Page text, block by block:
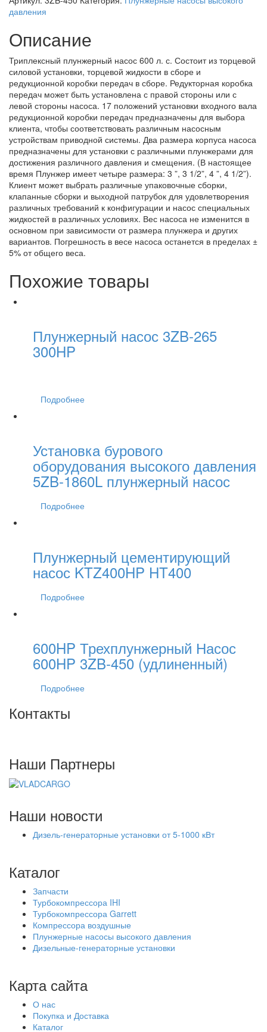
давления
Описание
Триплексный плунжерный насос 600 л. с. Состоит из торцевой
силовой установки, торцевой жидкости в сборе и
редукционной коробки передач в сборе. Редукторная коробка
передач может быть установлена с правой стороны или с
левой стороны насоса. 17 положений установки входного вала
редукционной коробки передач предназначены для выбора
клиента, чтобы соответствовать различным насосным
устройствам приводной системы. Два размера корпуса насоса
предназначены для установки с различными плунжерами для
достижения различного давления и смещения. (В настоящее
время Плунжер имеет четыре размера: 3 ”, 3 1/2”, 4 ”, 4 1/2”).
Клиент может выбрать различные упаковочные сборки,
клапанные сборки и выходной патрубок для удовлетворения
различных требований к конфигурации и насос специальных
жидкостей в различных условиях. Вес насоса не изменится в
основном при зависимости от размера плунжера и других
вариантов. Погрешность в весе насоса останется в пределах ±
5% от общего веса.
Похожие товары
Плунжерный насос 3ZB-265
300HP
Подробнее
Установка бурового
оборудования высокого давления
5ZB-1860L плунжерный насос
Подробнее
Плунжерный цементирующий
насос KTZ400HP HT400
Подробнее
600HP Трехплунжерный Насос
600HP 3ZB-450 (удлиненный)
Подробнее
Контакты
Наши Партнеры
Наши новости
Дизель-генераторные установки от 5-1000 кВт
Каталог
Запчасти
Турбокомпрессора IHI
Турбокомпрессора Garrett
Компрессора воздушные
Плунжерные насосы высокого давления
Дизельные-генераторные установки
Карта сайта
О нас
Покупка и Доставка
Каталог